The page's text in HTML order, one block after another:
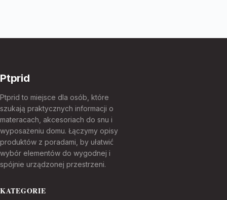
Ptprid
Ptprid to miejsce dla osób, które
szukają praktycznych informacji o
materacach, akcesoriach do snu i
wyposażeniu domu. Łączymy opisy
produktów z poradami, by ułatwić
wybór elementów do wygodnej i
spójnie urządzonej przestrzeni.
KATEGORIE